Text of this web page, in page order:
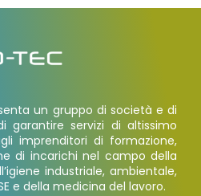
un gruppo di società e di
garantire servizi di altissimo
imprenditori di formazione,
di incarichi nel campo della
industriale, ambientale,
e della medicina del lavoro.